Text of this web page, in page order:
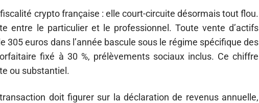
crypto française : elle court-circuite désormais tout flou.
entre le particulier et le professionnel. Toute vente d’actifs
305 euros dans l’année bascule sous le régime spécifique des
fixé à 30 %, prélèvements sociaux inclus. Ce chiffre
ou substantiel.
doit figurer sur la déclaration de revenus annuelle,